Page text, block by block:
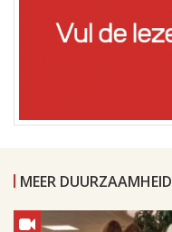
MEER DUURZAAMHEID